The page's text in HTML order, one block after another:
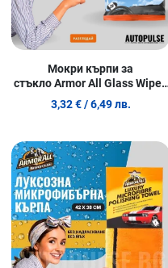
Мокри кърпи за
стъкло Armor All Glass Wipes
(20 броя)
3,32 € / 6,49 лв.